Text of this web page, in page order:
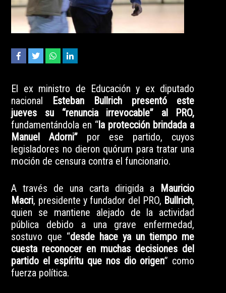
El ex ministro de Educación y ex diputado
nacional Esteban Bullrich presentó este
jueves su “renuncia irrevocable” al PRO,
fundamentándola en “la protección brindada a
Manuel Adorni” por ese partido, cuyos
legisladores no dieron quórum para tratar una
moción de censura contra el funcionario.
A través de una carta dirigida a
Mauricio
Macri, presidente y fundador del PRO, Bullrich,
quien se mantiene alejado de la actividad
pública debido a una grave enfermedad,
sostuvo que “desde hace ya un tiempo me
cuesta reconocer en muchas decisiones del
partido el espíritu que nos dio origen” como
fuerza política.